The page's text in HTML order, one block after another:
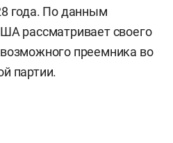
года. По данным
рассматривает своего
преемника во
партии.